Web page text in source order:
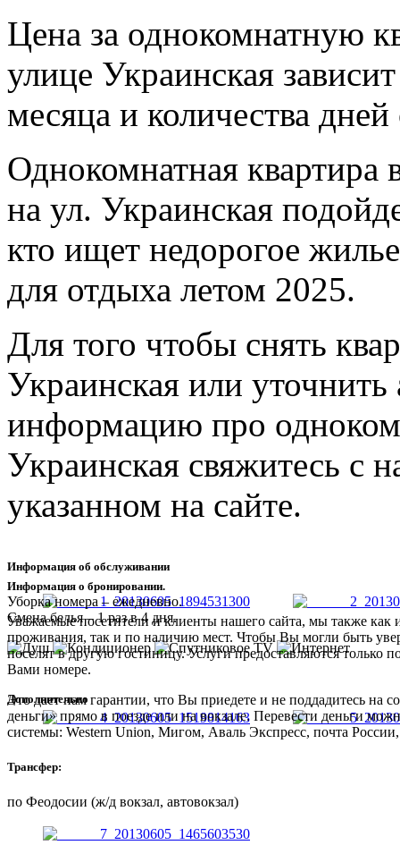
Цена за однокомнатную
улице Украинская
месяца и количества
Однокомнатная квартира
на ул. Украинская
кто ищет недорогое
для отдыха летом 2025.
Для того чтобы снять
Украинская или
информацию про
Украинская свяжитесь с
указанном на сайте.
Информация об обслуживании
Уборка номера – ежедневно.
Смена белья – 1 раз в 4 дня.
Дополнительно
Информация о бронировании.
Уважаемые посетители и клиенты нашего сайта, мы также
проживания, так и по наличию мест. Чтобы Вы могли быть
поселят в другую гостиницу. Услуги предоставляются
Вами номере.
Это дает нам гарантии, что Вы приедете и не поддадитесь
деньги» прямо в поезде или на вокзале. Перевести деньги
системы: Western Union, Мигом, Аваль Экспресс, почта
Трансфер:
по Феодосии (ж/д вокзал, автовокзал)